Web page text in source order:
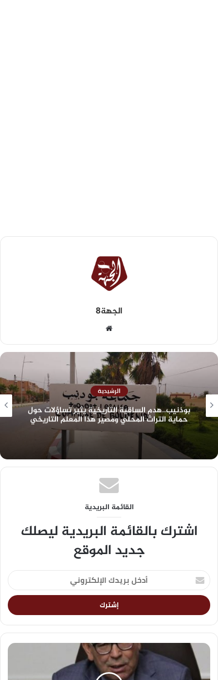
الجهة8
الرشيدية
بوذنيب..هدم الساقية التاريخية يثير تساؤلات حول
حماية التراث المحلي ومصير هذا المعلم التاريخي
القائمة البريدية
اشترك بالقائمة البريدية ليصلك
جديد الموقع